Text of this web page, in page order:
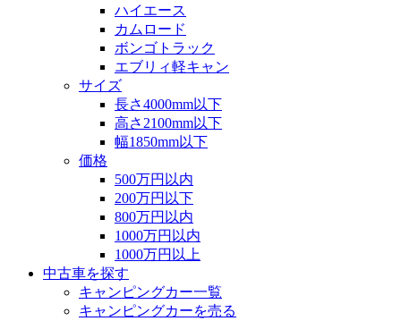
ハイエース
カムロード
ボンゴトラック
エブリィ軽キャン
サイズ
長さ4000mm以下
高さ2100mm以下
幅1850mm以下
価格
500万円以内
200万円以下
800万円以内
1000万円以内
1000万円以上
中古車を探す
キャンピングカー一覧
キャンピングカーを売る